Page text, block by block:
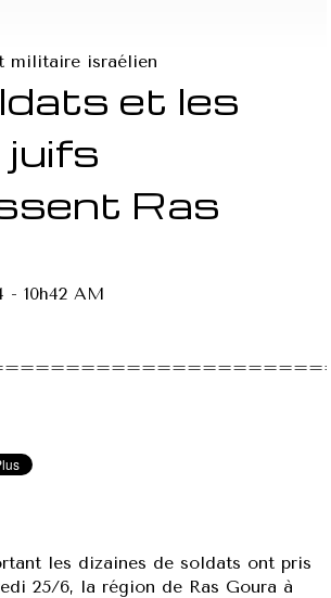
militaire israélien
et les
Ras
- 10h42 AM
les dizaines de soldats ont pris
25/6, la région de Ras Goura à